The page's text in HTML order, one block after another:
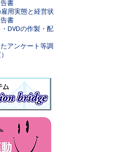
書
用実態と経営状
書
DVDの作製・配
アンケート等調